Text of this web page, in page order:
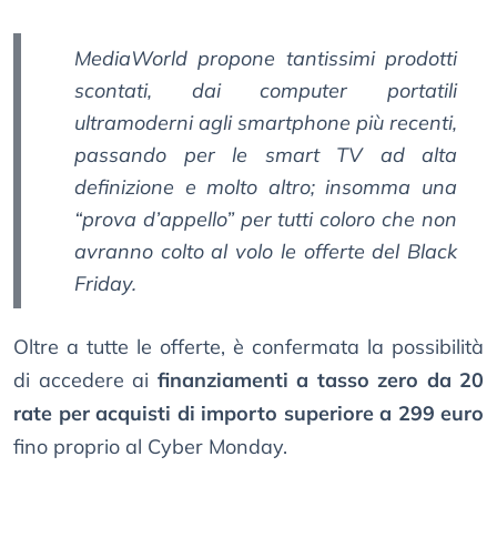
MediaWorld propone tantissimi prodotti
scontati, dai computer portatili
ultramoderni agli smartphone più recenti,
passando per le smart TV ad alta
definizione e molto altro; insomma una
“prova d’appello” per tutti coloro che non
avranno colto al volo le offerte del Black
Friday.
Oltre a tutte le offerte, è confermata la possibilità
di accedere ai finanziamenti a tasso zero da 20
rate per acquisti di importo superiore a 299 euro
fino proprio al Cyber Monday.